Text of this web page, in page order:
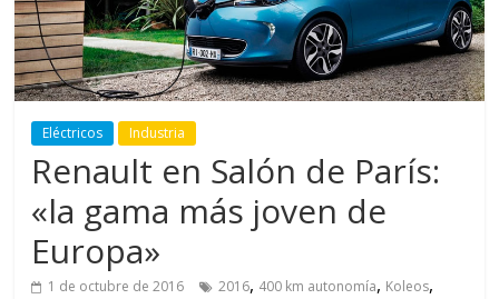
Eléctricos Industria
Renault en Salón de París:
«la gama más joven de
Europa»
1 de octubre de 2016 2016, 400 km autonomía, Koleos,